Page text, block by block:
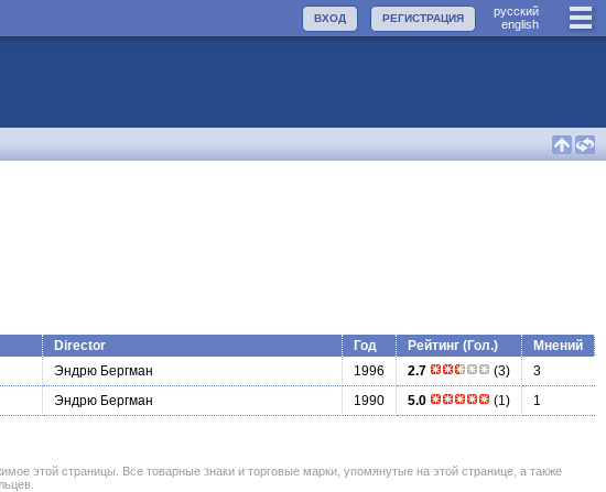
руccкий
english
РЕГИСТРАЦИЯ
ВХОД
Director Год Рейтинг (Гол.)
Мнений
Эндрю Бергман 1996 2.7 (3)
3
Эндрю Бергман 1990 5.0 (1)
1
страницы. Все товарные знаки и торговые марки, упомянутые на этой странице, а также